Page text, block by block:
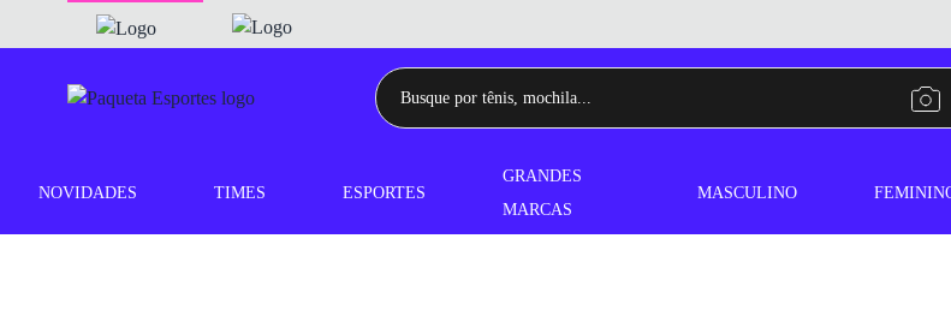
NOVIDADES TIMES ESPORTES
GRANDES
MARCAS
MASCULINO